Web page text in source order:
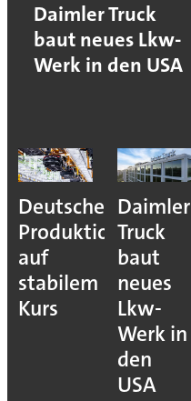
Daimler Truck
baut neues Lkw-
Werk in den USA
Deutsche
Produktion
auf
stabilem
Kurs
Daimler
Truck
baut
neues
Lkw-
Werk in
den
USA